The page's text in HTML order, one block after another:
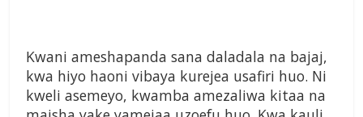
Kwani ameshapanda sana daladala na bajaj,
kwa hiyo haoni vibaya kurejea usafiri huo. Ni
kweli asemeyo, kwamba amezaliwa kitaa na